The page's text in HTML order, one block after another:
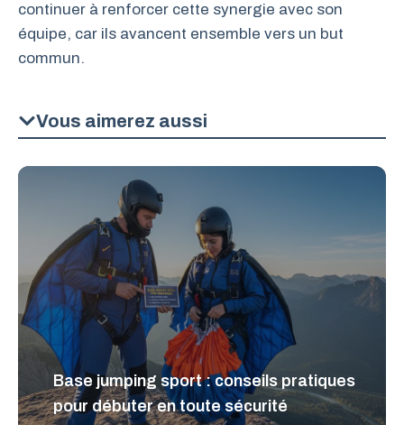
continuer à renforcer cette synergie avec son
équipe, car ils avancent ensemble vers un but
commun.
Vous aimerez aussi
Base jumping sport : conseils pratiques
pour débuter en toute sécurité